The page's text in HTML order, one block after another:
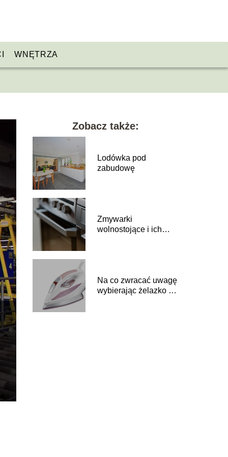
WNĘTRZA
Zobacz także:
Lodówka pod
zabudowę
Zmywarki
wolnostojące i ich
Na co zwracać uwagę
wybierając żelazko z